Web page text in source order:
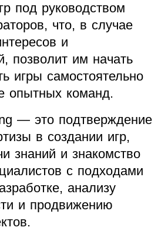
под руководством
что, в случае
и
позволит им начать
игры самостоятельно
опытных команд.
— это подтверждение
в создании игр,
знаний и знакомство
с подходами
анализу
и продвижению